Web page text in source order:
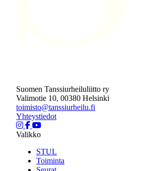
Suomen Tanssiurheiluliitto ry
Valimotie 10, 00380 Helsinki
toimisto@tanssiurheilu.fi
Yhteystiedot
Valikko
STUL
Toiminta